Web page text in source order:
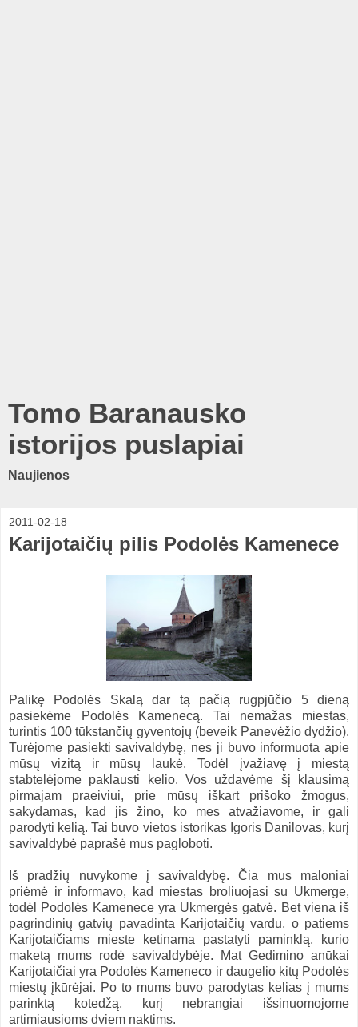
Tomo Baranausko
istorijos puslapiai
Naujienos
2011-02-18
Karijotaičių pilis Podolės Kamenece
Palikę Podolės Skalą dar tą pačią rugpjūčio 5 dieną
pasiekėme Podolės Kamenecą. Tai nemažas miestas,
turintis 100 tūkstančių gyventojų (beveik Panevėžio dydžio).
Turėjome pasiekti savivaldybę, nes ji buvo informuota apie
mūsų vizitą ir mūsų laukė. Todėl įvažiavę į miestą
stabtelėjome paklausti kelio. Vos uždavėme šį klausimą
pirmajam praeiviui, prie mūsų iškart prišoko žmogus,
sakydamas, kad jis žino, ko mes atvažiavome, ir gali
parodyti kelią. Tai buvo vietos istorikas Igoris Danilovas, kurį
savivaldybė paprašė mus pagloboti.
Iš pradžių nuvykome į savivaldybę. Čia mus maloniai
priėmė ir informavo, kad miestas broliuojasi su Ukmerge,
todėl Podolės Kamenece yra Ukmergės gatvė. Bet viena iš
pagrindinių gatvių pavadinta Karijotaičių vardu, o patiems
Karijotaičiams mieste ketinama pastatyti paminklą, kurio
maketą mums rodė savivaldybėje. Mat Gedimino anūkai
Karijotaičiai yra Podolės Kameneco ir daugelio kitų Podolės
miestų įkūrėjai. Po to mums buvo parodytas kelias į mums
parinktą kotedžą, kurį nebrangiai išsinuomojome
artimiausioms dviem naktims.